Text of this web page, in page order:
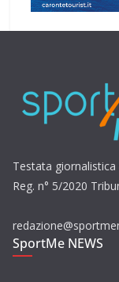
Testata
Reg. n° 5/2020
SportMe NEWS